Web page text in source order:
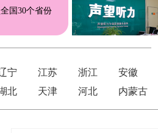
国30个省份
宁 江苏 浙江 安徽
北 天津 河北 内蒙古